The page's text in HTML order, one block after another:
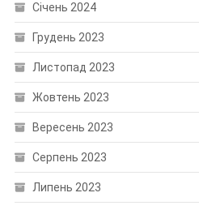
Січень 2024
Грудень 2023
Листопад 2023
Жовтень 2023
Вересень 2023
Серпень 2023
Липень 2023